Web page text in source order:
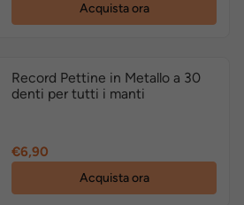
Acquista ora
Record Pettine in Metallo a 30
denti per tutti i manti
Prezzo
€6,90
Acquista ora